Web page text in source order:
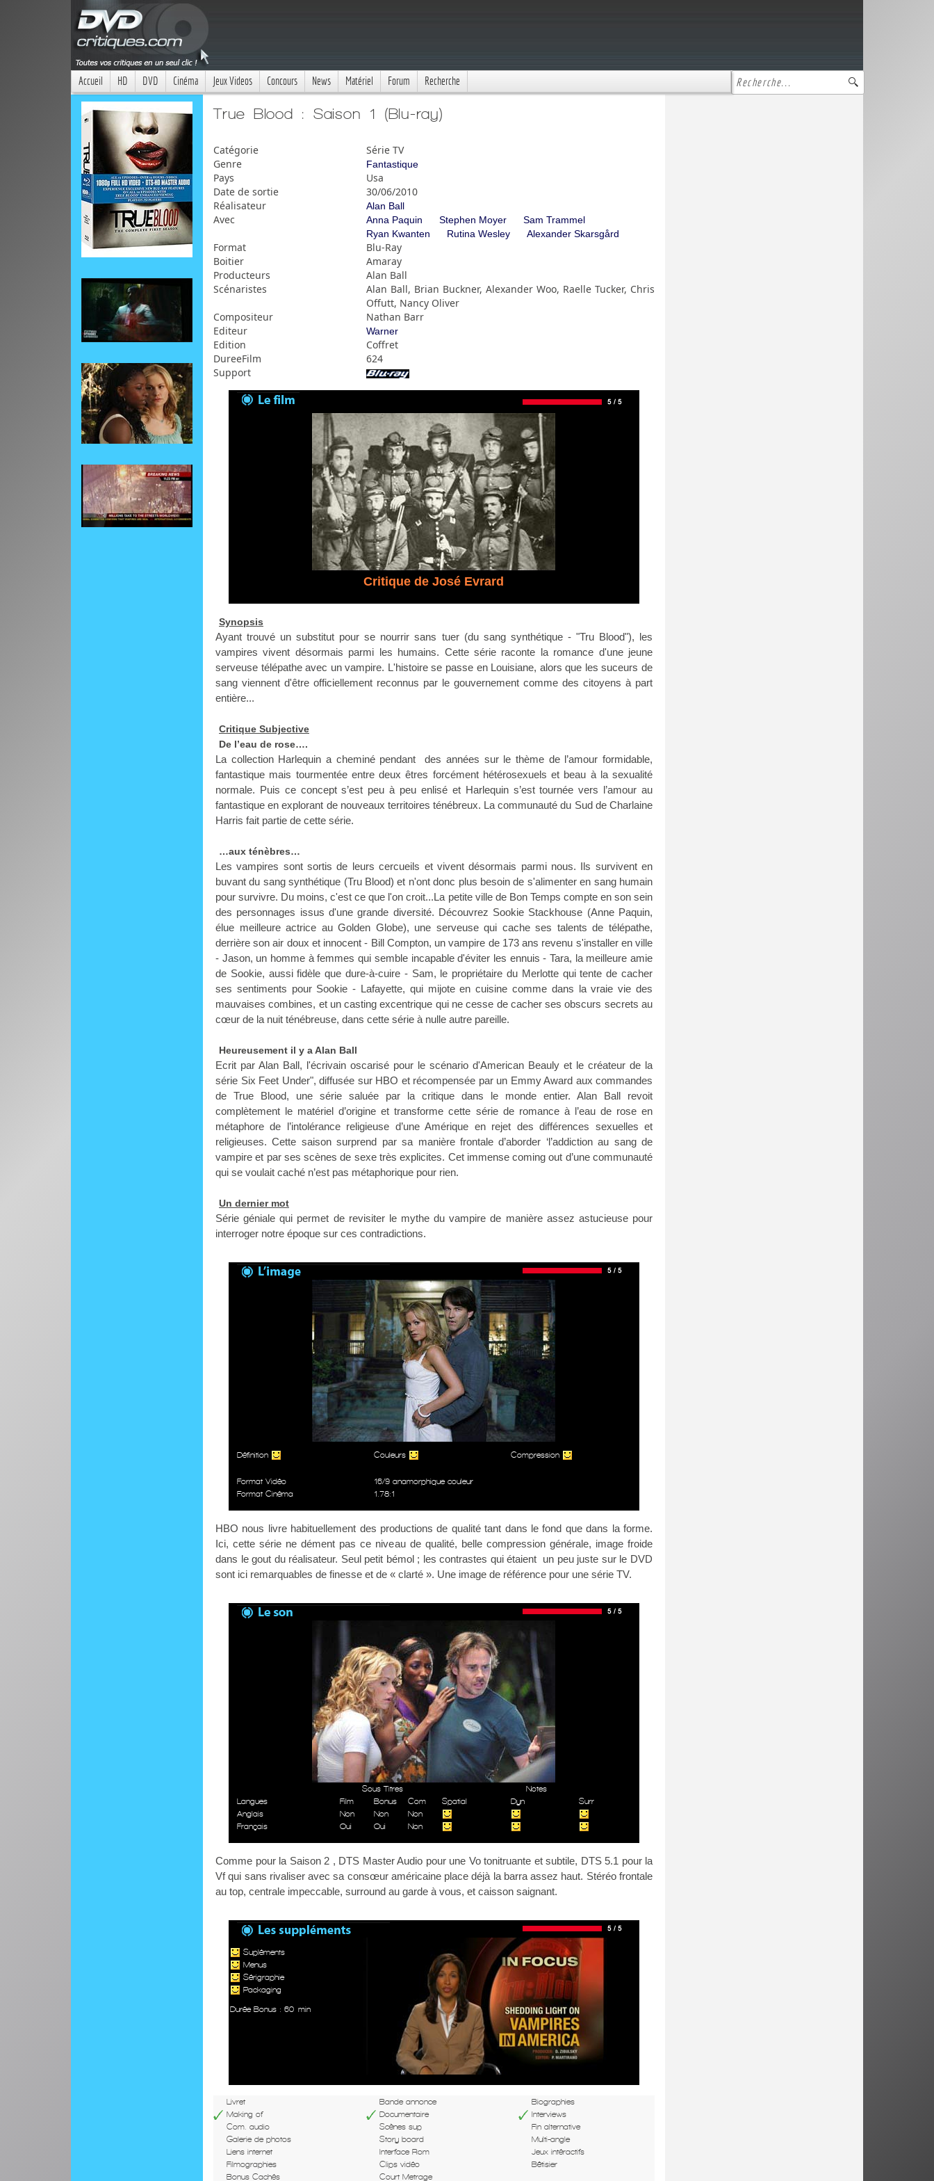
Accueil HD DVD Cinéma Jeux Videos Concours News Matériel Forum Recherche
True Blood : Saison 1 (Blu-ray)
Catégorie
Série TV
Genre
Fantastique
Pays
Usa
Date de sortie
30/06/2010
Réalisateur
Alan Ball
Avec Anna Paquin Stephen Moyer
Sam Trammel
Ryan Kwanten
Rutina Wesley Alexander Skarsgård
Format
Blu-Ray
Boitier
Amaray
Producteurs
Alan Ball
Scénaristes
Alan Ball, Brian Buckner, Alexander Woo, Raelle Tucker, Chris
Offutt, Nancy Oliver
Compositeur
Nathan Barr
Editeur
Warner
Edition
Coffret
DureeFilm
624
Support
Critique de José Evrard
Synopsis
Ayant trouvé un substitut pour se nourrir sans tuer (du sang synthétique - "Tru Blood"), les
vampires vivent désormais parmi les humains. Cette série raconte la romance d'une jeune
serveuse télépathe avec un vampire. L'histoire se passe en Louisiane, alors que les suceurs de
sang viennent d'être officiellement reconnus par le gouvernement comme des citoyens à part
entière...
Critique Subjective
De l’eau de rose….
La collection Harlequin a cheminé pendant des années sur le thème de l’amour formidable,
fantastique mais tourmentée entre deux êtres forcément hétérosexuels et beau à la sexualité
normale. Puis ce concept s’est peu à peu enlisé et Harlequin s’est tournée vers l’amour au
fantastique en explorant de nouveaux territoires ténébreux. La communauté du Sud de Charlaine
Harris fait partie de cette série.
…aux ténèbres…
Les vampires sont sortis de leurs cercueils et vivent désormais parmi nous. Ils survivent en
buvant du sang synthétique (Tru Blood) et n'ont donc plus besoin de s'alimenter en sang humain
pour survivre. Du moins, c'est ce que l'on croit...La petite ville de Bon Temps compte en son sein
des personnages issus d'une grande diversité. Découvrez Sookie Stackhouse (Anne Paquin,
élue meilleure actrice au Golden Globe), une serveuse qui cache ses talents de télépathe,
derrière son air doux et innocent - Bill Compton, un vampire de 173 ans revenu s'installer en ville
- Jason, un homme à femmes qui semble incapable d'éviter les ennuis - Tara, la meilleure amie
de Sookie, aussi fidèle que dure-à-cuire - Sam, le propriétaire du Merlotte qui tente de cacher
ses sentiments pour Sookie - Lafayette, qui mijote en cuisine comme dans la vraie vie des
mauvaises combines, et un casting excentrique qui ne cesse de cacher ses obscurs secrets au
cœur de la nuit ténébreuse, dans cette série à nulle autre pareille.
Heureusement il y a Alan Ball
Ecrit par Alan Ball, l'écrivain oscarisé pour le scénario d'American Beauly et le créateur de la
série Six Feet Under", diffusée sur HBO et récompensée par un Emmy Award aux commandes
de True Blood, une série saluée par la critique dans le monde entier. Alan Ball revoit
complètement le matériel d’origine et transforme cette série de romance à l’eau de rose en
métaphore de l’intolérance religieuse d’une Amérique en rejet des différences sexuelles et
religieuses. Cette saison surprend par sa manière frontale d’aborder ‘l’addiction au sang de
vampire et par ses scènes de sexe très explicites. Cet immense coming out d’une communauté
qui se voulait caché n’est pas métaphorique pour rien.
Un dernier mot
Série géniale qui permet de revisiter le mythe du vampire de manière assez astucieuse pour
interroger notre époque sur ces contradictions.
Définition Couleurs Compression
Format Vidéo
16/9 anamorphique couleur
Format Cinéma
1.78:1
HBO nous livre habituellement des productions de qualité tant dans le fond que dans la forme.
Ici, cette série ne dément pas ce niveau de qualité, belle compression générale, image froide
dans le gout du réalisateur. Seul petit bémol ; les contrastes qui étaient un peu juste sur le DVD
sont ici remarquables de finesse et de « clarté ». Une image de référence pour une série TV.
Sous Titres
Notes
Langues
Film Bonus Com Spatial Dyn
Surr
Anglais
Non Non
Non
Français
Oui Oui Non
Comme pour la Saison 2 , DTS Master Audio pour une Vo tonitruante et subtile, DTS 5.1 pour la
Vf qui sans rivaliser avec sa consœur américaine place déjà la barra assez haut. Stéréo frontale
au top, centrale impeccable, surround au garde à vous, et caisson saignant.
Supléments
Menus
Sérigraphie
Packaging
Durée Bonus : 60 min
Livret Bande annonce
Biographies
Making of
Documentaire
Interviews
Com. audio
Scènes sup
Fin alternative
Galerie de photos
Story board
Multi-angle
Liens internet
Interface Rom
Jeux intéractifs
Filmographies
Clips vidéo
Bêtisier
Bonus Cachés
Court Metrage